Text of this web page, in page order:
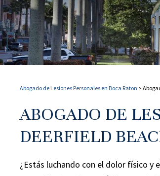
Abogado de Lesiones Personales en Boca Raton >
ABOGADO DE
DEERFIELD
¿Estás luchando con el dolor físico y